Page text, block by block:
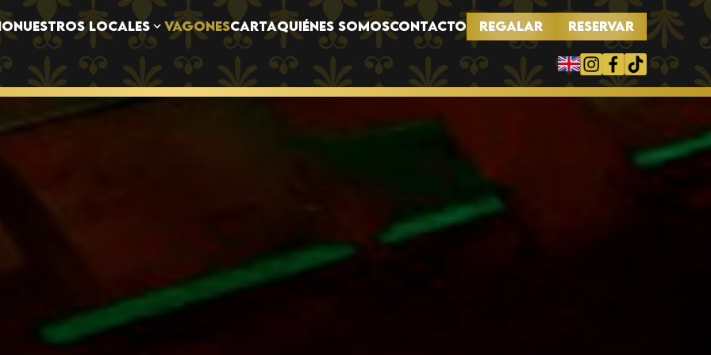
NUESTROS LOCALES VAGONESCARTAQUIÉNES SOMOSCONTACTO REGALAR RESERVAR